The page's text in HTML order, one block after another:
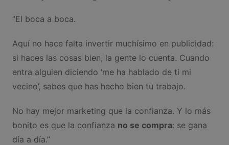
“El boca a boca.
Aquí no hace falta invertir muchísimo en publicidad:
si haces las cosas bien, la gente lo cuenta. Cuando
entra alguien diciendo ‘me ha hablado de ti mi
vecino’, sabes que has hecho bien tu trabajo.
No hay mejor marketing que la confianza. Y lo más
bonito es que la confianza no se compra: se gana
día a día.”